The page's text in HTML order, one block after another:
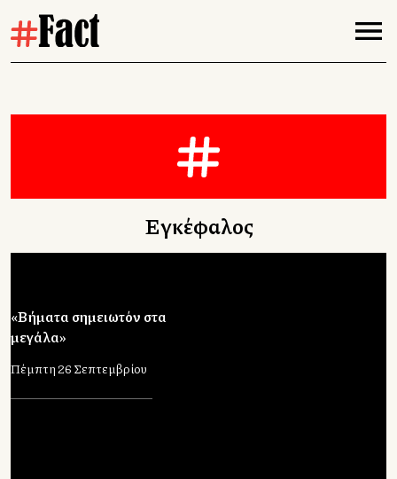
Εγκέφαλος
«Βήματα σημειωτόν στα
μεγάλα»
Πέμπτη 26 Σεπτεμβρίου